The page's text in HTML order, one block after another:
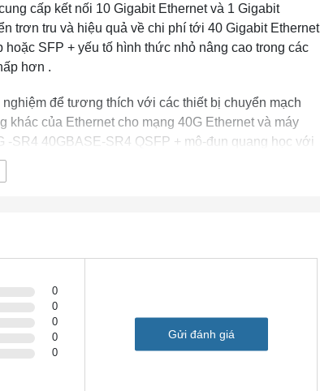
cấp kết nối 10 Gigabit Ethernet và 1 Gigabit
trơn tru và hiệu quả về chi phí tới 40 Gigabit Ethernet
SFP + yếu tố hình thức nhỏ nâng cao trong các
hơn .
để tương thích với các thiết bị chuyển mạch
khác của Ethernet cho mạng 40G Ethernet và máy
40GBASE-SR4 QSFP + mô-đun quang học với
tương thích đáng tin cậy cho nhà tích hợp hệ thống,
dữ liệu.
0
0
0
0
0
Gửi đánh giá